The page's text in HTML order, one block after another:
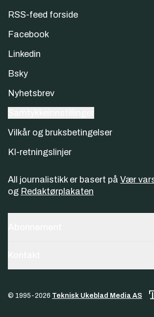
RSS-feed forside
Facebook
Linkedin
Bsky
Nyhetsbrev
Vilkår og bruksbetingelser
KI-retningslinjer
All journalistikk er basert på Vær
og Redaktørplakaten
© 1995-2026 Teknisk Ukeblad Media AS